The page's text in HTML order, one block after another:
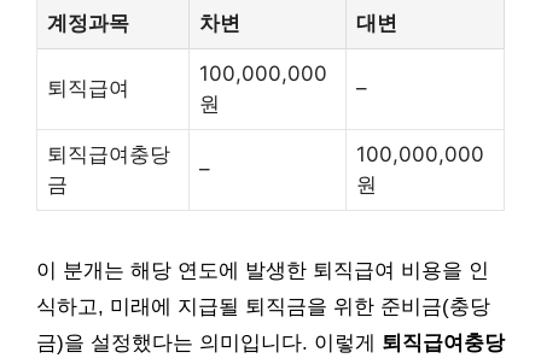
계정과목 차변 대변
퇴직급여
100,000,000
원
–
퇴직급여충당
금
–
100,000,000
원
이 분개는 해당 연도에 발생한 퇴직급여 비용을 인
식하고, 미래에 지급될 퇴직금을 위한 준비금(충당
금)을 설정했다는 의미입니다. 이렇게 퇴직급여충당